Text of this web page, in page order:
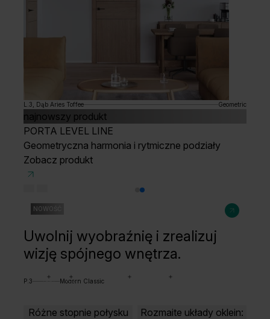
V1, Dąb Catania Rustic
Porta VIGO
Tradycyjna konstrukcja. Nowa interpretacja.
L.3, Dąb Aries Toffee Geometric
najnowszy produkt
PORTA LEVEL LINE
Geometryczna harmonia i rytmiczne podziały
Zobacz produkt
PONADCZASOWY STYL W NOWOCZESNEJ
ODSŁONIE
NOWOŚĆ
Uwolnij wyobraźnię i zrealizuj
wizję spójnego wnętrza.
P.3 Modern Classic
Różne stopnie połysku
Rozmaite układy oklein: